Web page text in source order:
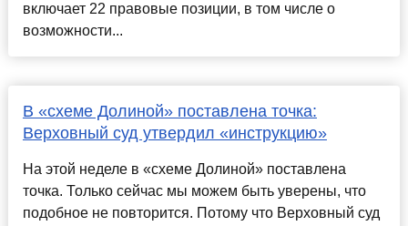
включает 22 правовые позиции, в том числе о
возможности...
В «схеме Долиной» поставлена точка:
Верховный суд утвердил «инструкцию»
На этой неделе в «схеме Долиной» поставлена
точка. Только сейчас мы можем быть уверены, что
подобное не повторится. Потому что Верховный суд